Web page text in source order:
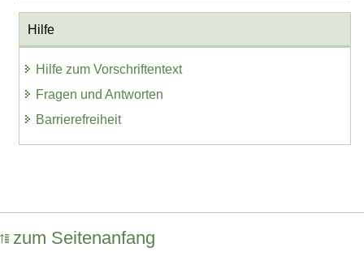
Hilfe
Hilfe zum Vorschriftentext
Fragen und Antworten
Barrierefreiheit
zum Seitenanfang